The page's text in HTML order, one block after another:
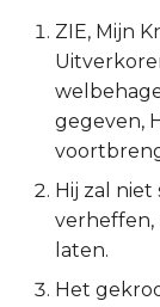
Jesaja 42:5-12
Jesaja 42:13-17
Jesaja 42:18-25
Lukas
Johannes
Handelingen
Romeinen
ZIE, Mijn
gegeven,
Hij zal
verheffen,
laten.
Het